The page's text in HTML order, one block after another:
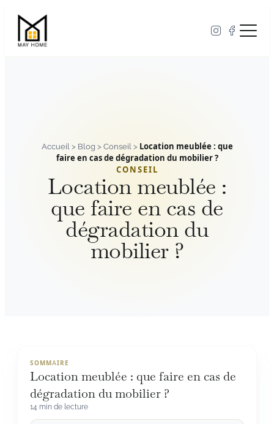
Aller
contenu
Accueil> Blog > Conseil> Location meublée : que
faire en cas de dégradation du mobilier ?
CONSEIL
Location meublée :
que faire en cas de
dégradation du
mobilier ?
SOMMAIRE
Location meublée : que faire en cas de
dégradation du mobilier ?
14 min de lecture